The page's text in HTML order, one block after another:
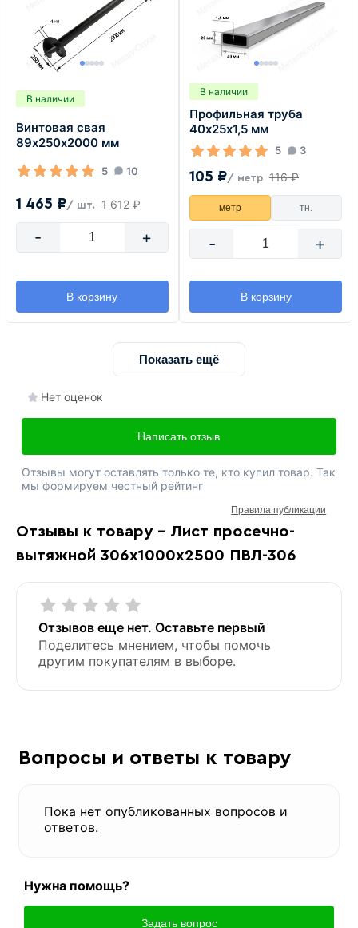
В наличии
Винтовая свая
89х250х2000 мм
5 10
1 465 ₽/ шт. 1 612 ₽
- +
В корзину
В наличии
Профильная труба
40х25х1,5 мм
5 3
105 ₽/ метр 116 ₽
метр тн.
- +
В корзину
Показать ещё
Отзывы к товару - Лист просечно-
вытяжной 306х1000х2500 ПВЛ-306
Отзывов еще нет. Оставьте первый
Поделитесь мнением, чтобы помочь
другим покупателям в выборе.
Нет оценок
Написать отзыв
Отзывы могут оставлять только те, кто купил товар. Так
мы формируем честный рейтинг
Правила публикации
Вопросы и ответы к товару
Пока нет опубликованных вопросов и
ответов.
Нужна помощь?
Задать вопрос